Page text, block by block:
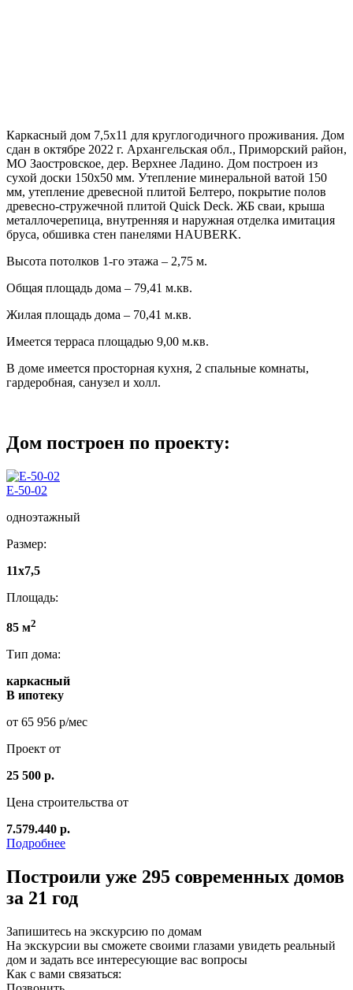
Каркасный дом 7,5х11 для круглогодичного проживания. Дом
сдан в октябре 2022 г. Архангельская обл., Приморский район,
МО Заостровское, дер. Верхнее Ладино. Дом построен из
сухой доски 150х50 мм. Утепление минеральной ватой 150
мм, утепление древесной плитой Белтеро, покрытие полов
древесно-стружечной плитой Quick Deck. ЖБ сваи, крыша
металлочерепица, внутренняя и наружная отделка имитация
бруса, обшивка стен панелями HAUBERK.
Высота потолков 1-го этажа – 2,75 м.
Общая площадь дома – 79,41 м.кв.
Жилая площадь дома – 70,41 м.кв.
Имеется терраса площадью 9,00 м.кв.
В доме имеется просторная кухня, 2 спальные комнаты,
гардеробная, санузел и холл.
Дом построен по проекту:
E-50-02
одноэтажный
Размер:
11x7,5
Площадь:
85 м2
Тип дома:
каркасный
В ипотеку
от 65 956 р/мес
Проект от
25 500 р.
Цена строительства от
7.579.440 р.
Подробнее
Построили уже 295 современных домов
за 21 год
Запишитесь на экскурсию по домам
На экскурсии вы сможете своими глазами увидеть реальный
дом и задать все интересующие вас вопросы
Как с вами связаться: